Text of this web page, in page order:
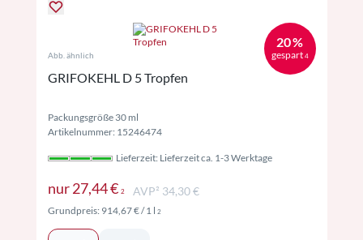
20 %
gespart 4
Abb. ähnlich
GRIFOKEHL D 5 Tropfen
Packungsgröße 30 ml
Artikelnummer: 15246474
Lieferzeit: Lieferzeit ca. 1-3 Werktage
nur27,44 € 2Preise inkl. MwSt. ggf. zzgl. Versand
AVP² 34,30 €
Grundpreis: 914,67 €/ 1 l 2Preise inkl. MwSt. ggf. zzgl. Versand